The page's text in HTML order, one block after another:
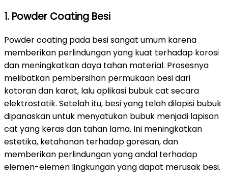
1. Powder Coating Besi
Powder coating pada besi sangat umum karena
memberikan perlindungan yang kuat terhadap korosi
dan meningkatkan daya tahan material. Prosesnya
melibatkan pembersihan permukaan besi dari
kotoran dan karat, lalu aplikasi bubuk cat secara
elektrostatik. Setelah itu, besi yang telah dilapisi bubuk
dipanaskan untuk menyatukan bubuk menjadi lapisan
cat yang keras dan tahan lama. Ini meningkatkan
estetika, ketahanan terhadap goresan, dan
memberikan perlindungan yang andal terhadap
elemen-elemen lingkungan yang dapat merusak besi.